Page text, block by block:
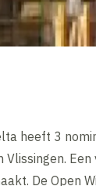
heeft 3
De Open